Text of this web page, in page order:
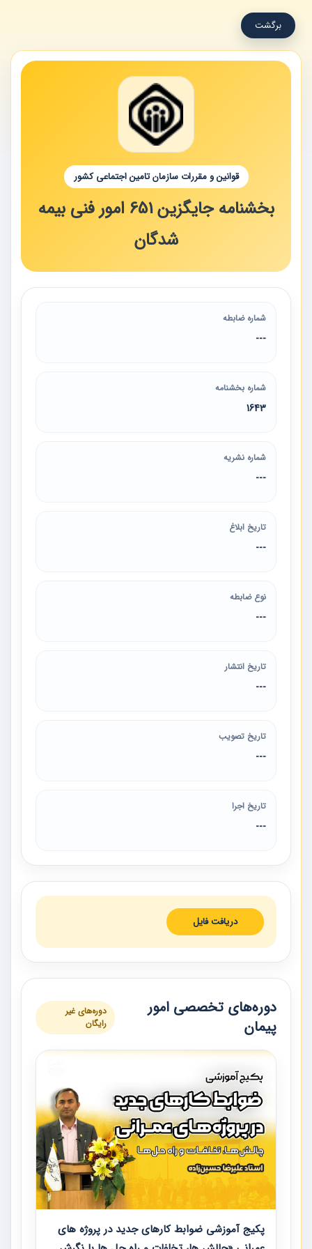
برگشت
قوانین و مقررات سازمان تامین اجتماعی کشور
بخشنامه جایگزین 651 امور فنی بیمه
شدگان
شماره ضابطه
---
شماره بخشنامه
1643
شماره نشریه
---
تاریخ ابلاغ
---
نوع ضابطه
---
تاریخ انتشار
---
تاریخ تصویب
---
تاریخ اجرا
---
دریافت فایل
دوره‌های تخصصی امور
پیمان
دوره‌های غیر
رایگان
پکیج آموزشی ضوابط کارهای جدید در پروژه های